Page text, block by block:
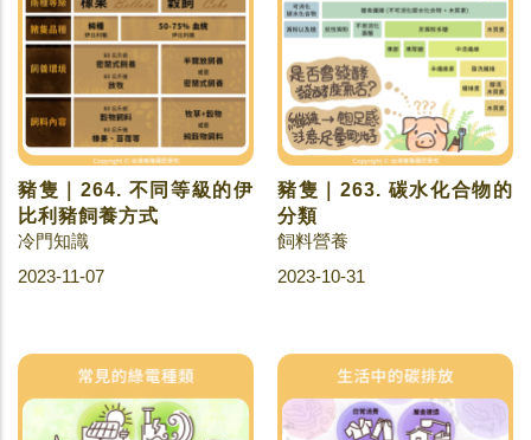
豬隻｜264. 不同等級的伊
比利豬飼養方式
冷門知識
2023-11-07
豬隻｜263. 碳水化合物的
分類
飼料營養
2023-10-31